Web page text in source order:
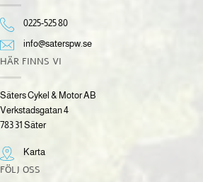
0225-525 80
info@saterspw.se
HÄR FINNS VI
Säters Cykel & Motor AB
Verkstadsgatan 4
783 31 Säter
Karta
FÖLJ OSS